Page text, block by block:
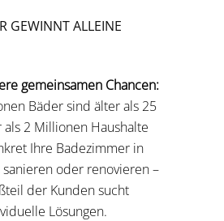
GEWINNT ALLEINE
gemeinsamen Chancen:
Bäder sind älter als 25
als 2 Millionen Haushalte
Ihre Badezimmer in
sanieren oder renovieren –
der Kunden sucht
Lösungen.